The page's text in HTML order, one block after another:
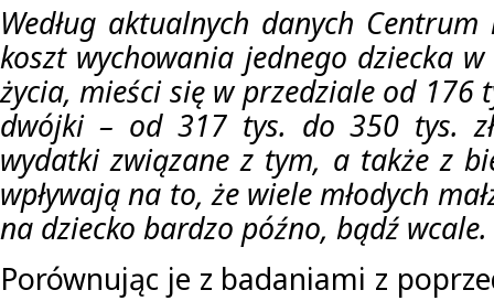
Według aktualnych danych
koszt wychowania jednego dziecka
życia, mieści się w przedziale od 176
dwójki – od 317 tys. do 350 tys.
wydatki związane z tym, a także z
wpływają na to, że wiele młodych
na dziecko bardzo późno, bądź wcale.
Porównując je z badaniami z